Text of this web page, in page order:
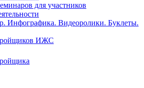
для участников
Инфографика. Видеоролики. Буклеты.
ИЖС